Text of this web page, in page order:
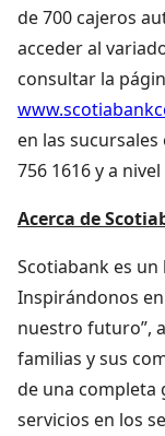
de 700 cajeros
acceder al
consultar la
en las
756 1616 y a
Acerca de
Scotiabank es un
Inspirándonos
nuestro futuro”,
familias y sus
de una completa
servicios en los